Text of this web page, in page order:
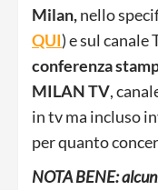
Milan,nello
QUI) e sul canale
conferenza
MILAN TV,
in tv ma incluso
per quanto
NOTA BENE: